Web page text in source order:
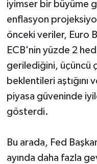
iyimser bir büyüme
enflasyon
önceki veriler, Euro
ECB'nin yüzde 2
gerilediğini, üçüncü
beklentileri aştığını
piyasa güveninde
gösterdi.
Bu arada, Fed
ayında daha fazla